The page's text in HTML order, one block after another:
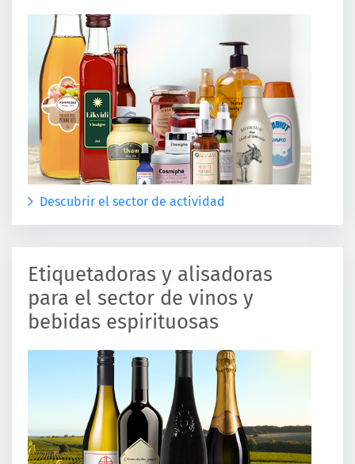
Descubrir el sector de actividad
Etiquetadoras y alisadoras
para el sector de vinos y
bebidas espirituosas